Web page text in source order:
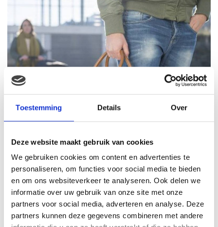
Toestemming Details Over
Deze website maakt gebruik van cookies
We gebruiken cookies om content en advertenties te
personaliseren, om functies voor social media te bieden
en om ons websiteverkeer te analyseren. Ook delen we
informatie over uw gebruik van onze site met onze
partners voor social media, adverteren en analyse. Deze
partners kunnen deze gegevens combineren met andere